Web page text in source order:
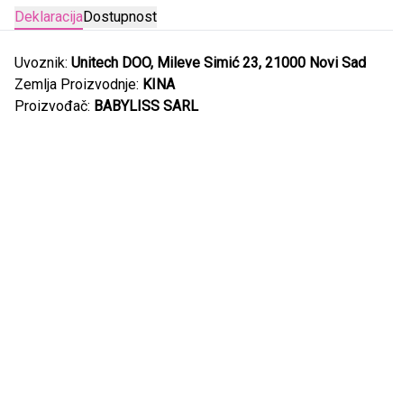
DeklaracijaDostupnost
Uvoznik: Unitech DOO, Mileve Simić 23, 21000 Novi Sad
Zemlja Proizvodnje: KINA
Proizvođač: BABYLISS SARL